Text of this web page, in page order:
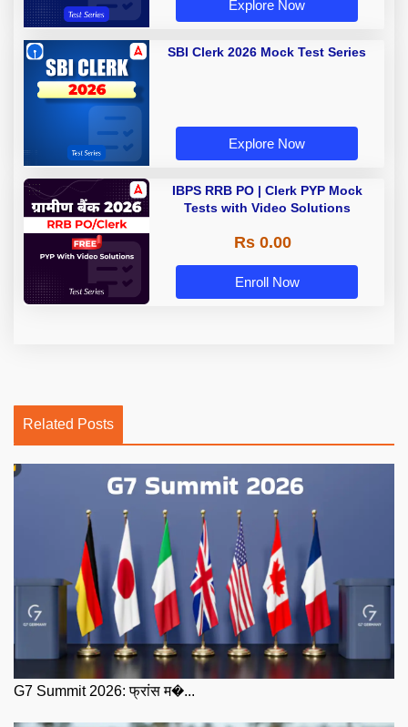
Explore Now
SBI Clerk 2026 Mock Test Series
Explore Now
IBPS RRB PO | Clerk PYP Mock
Tests with Video Solutions
Rs 0.00
Enroll Now
Related Posts
G7 Summit 2026: फ्रांस म�...